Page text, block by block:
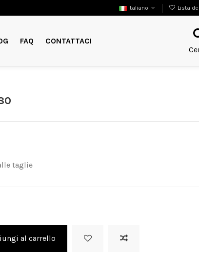
Italiano Lista
FAQ
CONTATTACI
taglie
al carrello